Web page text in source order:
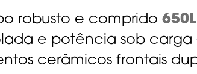
robusto e comprido
e potência sob carga
cerâmicos frontais